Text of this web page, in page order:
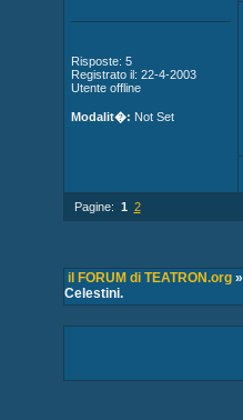
Risposte: 5
Registrato il: 22-4-2003
Utente offline
Modalit�: Not Set
Pagine: 1 2
il FORUM di TEATRON.org»
Celestini.